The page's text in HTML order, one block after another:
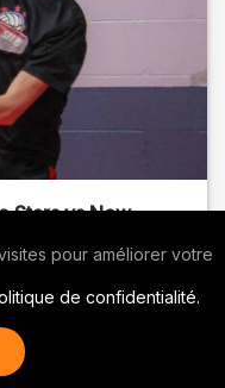
Stars vs New
pour améliorer votre
de confidentialité.